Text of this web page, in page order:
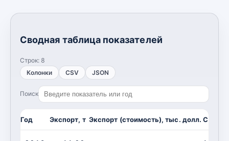
Сводная таблица показателей
Строк: 8
Колонки
CSV JSON
Поиск
Год Экспорт, т Экспорт (стоимость), тыс. долл. США